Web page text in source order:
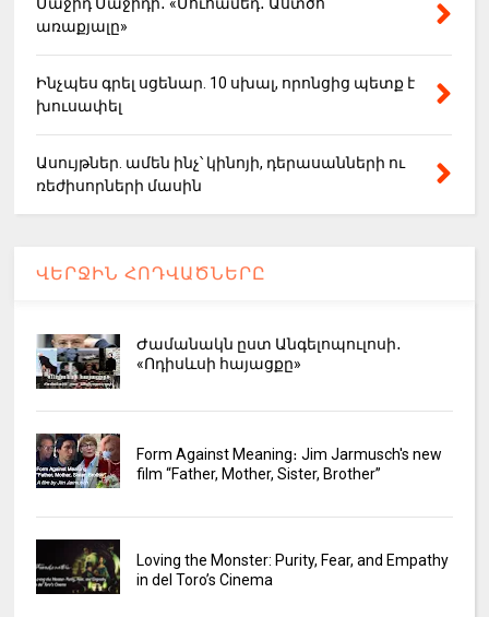
առաքյալը»
Ինչպես գրել սցենար. 10 սխալ, որոնցից պետք է
խուսափել
Ասույթներ. ամեն ինչ՝ կինոյի, դերասանների ու
ռեժիսորների մասին
ՎԵՐՋԻՆ ՀՈԴՎԱԾՆԵՐԸ
Ժամանակն ըստ Անգելոպուլոսի․
«Ոդիսևսի հայացքը»
Form Against Meaning։ Jim Jarmusch's new
film “Father, Mother, Sister, Brother”
Loving the Monster: Purity, Fear, and Empathy
in del Toro’s Cinema